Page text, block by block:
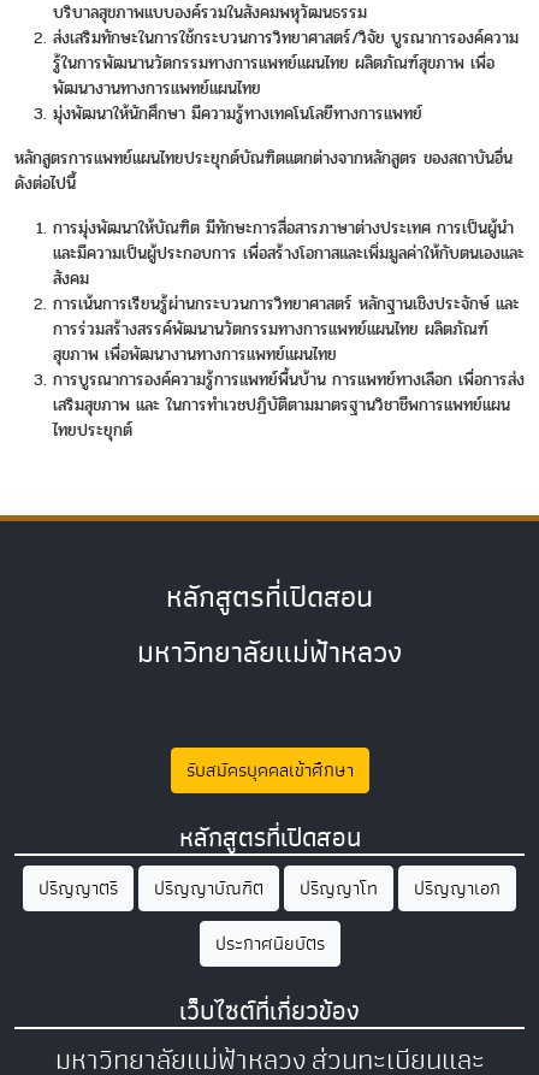
บริบาลสุขภาพแบบองค์รวมในสังคมพหุวัฒนธรรม
ส่งเสริมทักษะในการใช้กระบวนการวิทยาศาสตร์/วิจัย บูรณาการองค์ความ
รู้ในการพัฒนานวัตกรรมทางการแพทย์แผนไทย ผลิตภัณฑ์สุขภาพ เพื่อ
พัฒนางานทางการแพทย์แผนไทย
มุ่งพัฒนาให้นักศึกษา มีความรู้ทางเทคโนโลยีทางการแพทย์
หลักสูตรการแพทย์แผนไทยประยุกต์บัณฑิตแตกต่างจากหลักสูตร ของสถาบันอื่น
ดังต่อไปนี้
การมุ่งพัฒนาให้บัณฑิต มีทักษะการสื่อสารภาษาต่างประเทศ การเป็นผู้นำ
และมีความเป็นผู้ประกอบการ เพื่อสร้างโอกาสและเพิ่มมูลค่าให้กับตนเองและ
สังคม
การเน้นการเรียนรู้ผ่านกระบวนการวิทยาศาสตร์ หลักฐานเชิงประจักษ์ และ
การร่วมสร้างสรรค์พัฒนานวัตกรรมทางการแพทย์แผนไทย ผลิตภัณฑ์
สุขภาพ เพื่อพัฒนางานทางการแพทย์แผนไทย
การบูรณาการองค์ความรู้การแพทย์พื้นบ้าน การแพทย์ทางเลือก เพื่อการส่ง
เสริมสุขภาพ และ ในการทำเวชปฏิบัติตามมาตรฐานวิชาชีพการแพทย์แผน
ไทยประยุกต์
หลักสูตรที่เปิดสอน
มหาวิทยาลัยแม่ฟ้าหลวง
รับสมัครบุคคลเข้าศึกษา
หลักสูตรที่เปิดสอน
ปริญญาตรี ปริญญาบัณฑิต ปริญญาโท
ปริญญาเอก
ประกาศนียบัตร
เว็บไซต์ที่เกี่ยวข้อง
มหาวิทยาลัยแม่ฟ้าหลวงส่วนทะเบียนและ